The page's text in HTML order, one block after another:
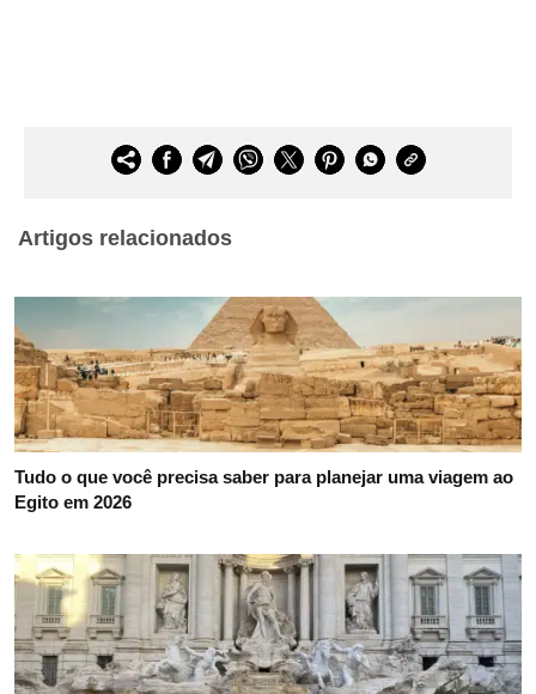
Artigos relacionados
Tudo o que você precisa saber para planejar uma viagem ao
Egito em 2026